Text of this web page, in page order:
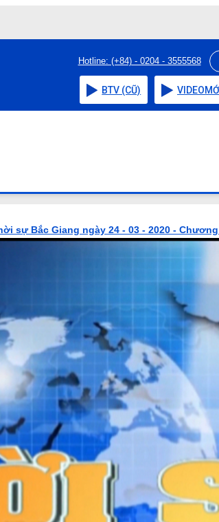
Hotline: (+84) - 0204 - 3555568
BTV (CŨ) VIDEOMỚI
sự Bắc Giang ngày 24 - 03 - 2020 -